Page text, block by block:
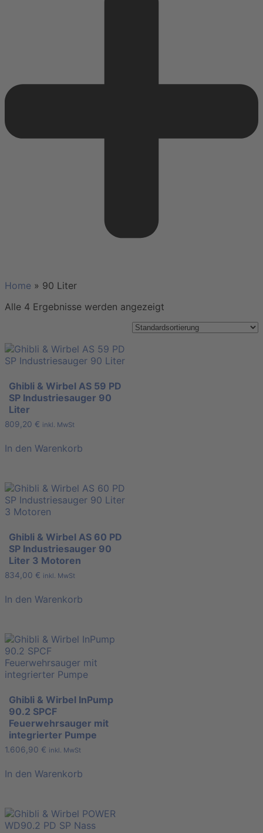
Home » 90 Liter
Alle 4 Ergebnisse werden angezeigt
Ghibli & Wirbel AS 59 PD
SP Industriesauger 90
Liter
809,20 € inkl. MwSt
In den Warenkorb
Ghibli & Wirbel AS 60 PD
SP Industriesauger 90
Liter 3 Motoren
834,00 € inkl. MwSt
In den Warenkorb
Ghibli & Wirbel InPump
90.2 SPCF
Feuerwehrsauger mit
integrierter Pumpe
1.606,90 € inkl. MwSt
In den Warenkorb